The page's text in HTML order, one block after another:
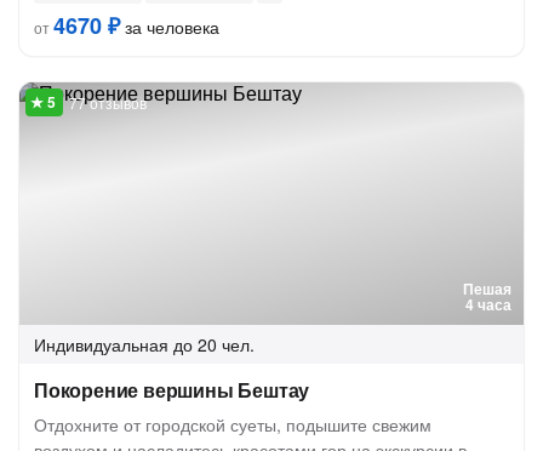
от4670 ₽за человека
Пешая
4 часа
77 отзывов
Индивидуальная до 20 чел.
Покорение вершины Бештау
Отдохните от городской суеты, подышите свежим